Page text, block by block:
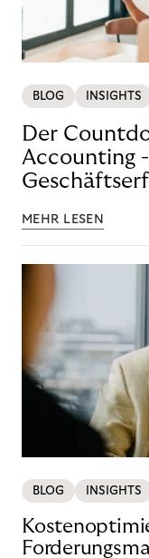
BLOG INSIGHTS
Der
Accounting
MEHR LESEN
BLOG INSIGHTS